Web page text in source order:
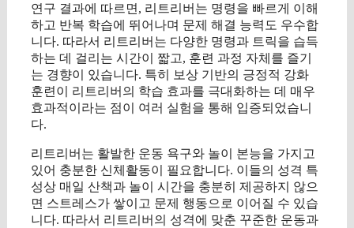
연구 결과에 따르면, 리트리버는 명령을 빠르게 이해
하고 반복 학습에 뛰어나며 문제 해결 능력도 우수합
니다. 따라서 리트리버는 다양한 명령과 트릭을 습득
하는 데 걸리는 시간이 짧고, 훈련 과정 자체를 즐기
는 경향이 있습니다. 특히 보상 기반의 긍정적 강화
훈련이 리트리버의 학습 효과를 극대화하는 데 매우
효과적이라는 점이 여러 실험을 통해 입증되었습니
다.
리트리버는 활발한 운동 욕구와 놀이 본능을 가지고
있어 충분한 신체활동이 필요합니다. 이들의 성격 특
성상 매일 산책과 놀이 시간을 충분히 제공하지 않으
면 스트레스가 쌓이고 문제 행동으로 이어질 수 있습
니다. 따라서 리트리버의 성격에 맞춘 꾸준한 운동과